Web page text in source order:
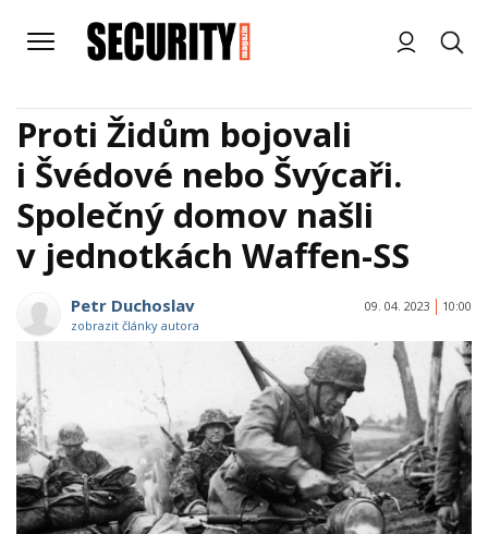
Proti Židům bojovali
i Švédové nebo Švýcaři.
Společný domov našli
v jednotkách Waffen-SS
Petr Duchoslav
zobrazit články autora
09. 04. 2023 10:00